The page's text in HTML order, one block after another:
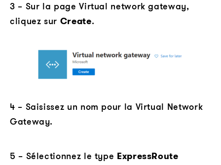
3 – Sur la page Virtual network gateway,
cliquez sur Create.
4 – Saisissez un nom pour la Virtual Network
Gateway.
5 – Sélectionnez le type ExpressRoute